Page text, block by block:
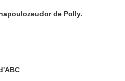
de Polly.